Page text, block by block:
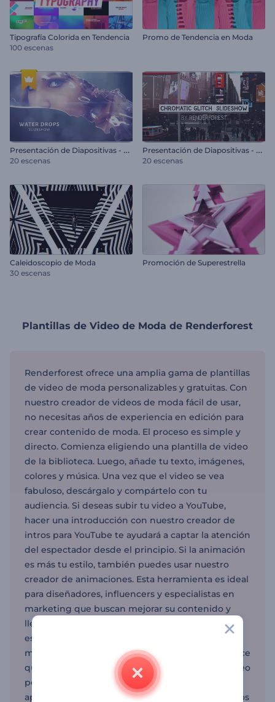
Tipografía Colorida en Tendencia
100 escenas
Promo de Tendencia en Moda
P
resentación de Diapositivas - Gotas de Agua
20 escenas
P
resentación de Diapositivas - Glitch Cromático
20 escenas
Caleidoscopio de Moda
30 escenas
Promoción de Superestrella
Plantillas de Video de Moda de Renderforest
Renderforest ofrece una amplia gama de plantillas
de video de moda personalizables y gratuitas. Con
nuestro creador de videos de moda fácil de usar,
no necesitas años de experiencia en edición para
crear contenido de moda. El proceso es simple y
directo. Comienza eligiendo una plantilla de video
de la biblioteca. Luego, añade tu texto, imágenes,
colores y música. Una vez que el video se vea
fabuloso, descárgalo y compártelo con tu
audiencia. Si deseas subir tu video a YouTube,
hacer una introducción con nuestro creador de
intros para YouTube te ayudará a captar la atención
del espectador desde el principio. Si la animación
es más tu estilo, también puedes usar nuestro
creador de animaciones. Esta herramienta es ideal
para diseñadores, influencers y especialistas en
marketing que buscan mejorar su contenido y
llegar a una audiencia más amplia. Ya sea que
estés promocionando una nueva colección o
mostrando un evento de moda, Renderforest hace
que el proceso de creación de videos sea un paseo
por el parque. Incluso puedes promocionar tus
aplicaciones de moda usando el creador de videos